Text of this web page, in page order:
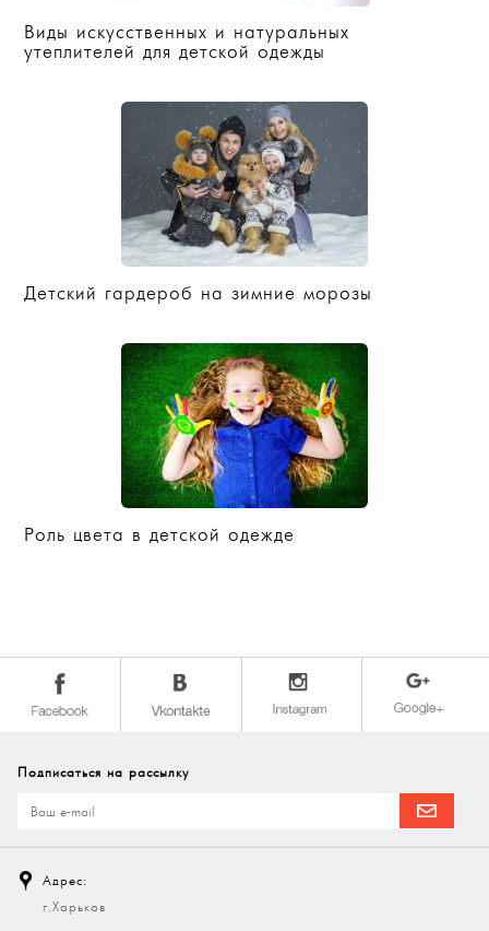
Виды искусственных и натуральных
утеплителей для детской одежды
Детский гардероб на зимние морозы
Роль цвета в детской одежде
Подписаться на рассылку
Адрес:
г.Харьков